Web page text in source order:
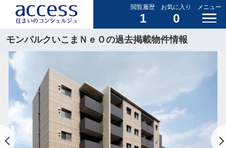
閲覧履歴
1
お気に入り
0
メニュー
モンパルクいこまＮｅＯの過去掲載物件情報